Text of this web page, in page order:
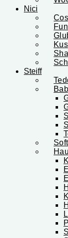
Nici
Steiff